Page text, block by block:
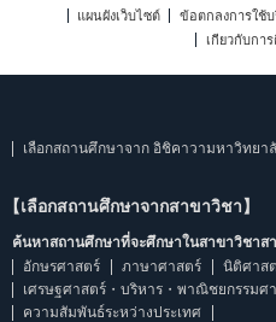
แผนผังเว็บไซต์
ข้อตกลงการใช้บ
เกี่ยวกับกา
เลือกสถานศึกษาจาก อิชิคาวามหาวิทยา
【เลือกสถานศึกษาจากสาขาวิชา】
ค้นหาสถานศึกษาที่จะศึกษาในสาขาวิชาส
อักษรศาสตร์
ภาษาศาสตร์
นิติศาส
เศรษฐศาสตร์・บริหาร・พาณิชยกรรมศ
ความสัมพันธ์ระหว่างประเทศ